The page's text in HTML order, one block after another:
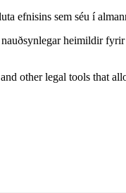
efnisins sem séu í
heimildir
other legal tools that